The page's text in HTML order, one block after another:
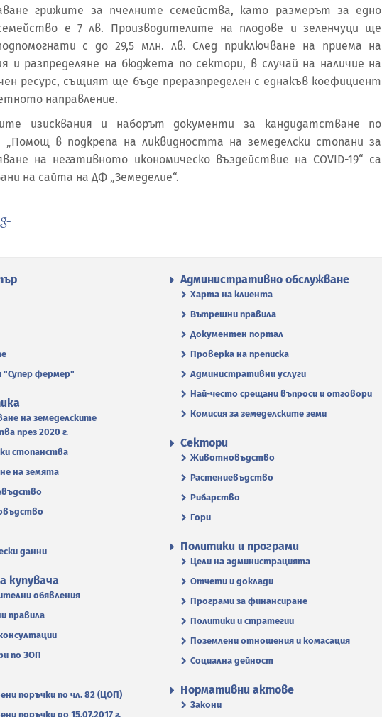
грижите за пчелните семейства, като размерът за едно
е 7 лв. Производителите на плодове и зеленчуци ще
с до 29,5 млн. лв. След приключване на приема на
и разпределяне на бюджета по сектори, в случай на наличие на
ресурс, същият ще бъде преразпределен с еднакъв коефициент
направление.
изисквания и наборът документи за кандидатстване по
„Помощ в подкрепа на ликвидността на земеделски стопани за
на негативното икономическо въздействие на COVID-19“ са
на сайта на ДФ „Земеделие“.
"Супер фермер"
Административно обслужване
Харта на клиента
Вътрешни правила
Документен портал
Проверка на преписка
Административни услуги
Най-често срещани въпроси и отговори
Комисия за земеделските земи
на земеделските
през 2020 г.
стопанства
на земята
данни
Сектори
Животновъдство
Растениевъдство
Рибарство
Гори
Политики и програми
Цели на администрацията
Отчети и доклади
Програми за финансиране
Политики и стратегии
Поземлени отношения и комасация
Социална дейност
купувача
обявления
правила
по ЗОП
поръчки по чл. 82 (ЦОП)
поръчки до 15.07.2017 г.
Нормативни актове
Закони